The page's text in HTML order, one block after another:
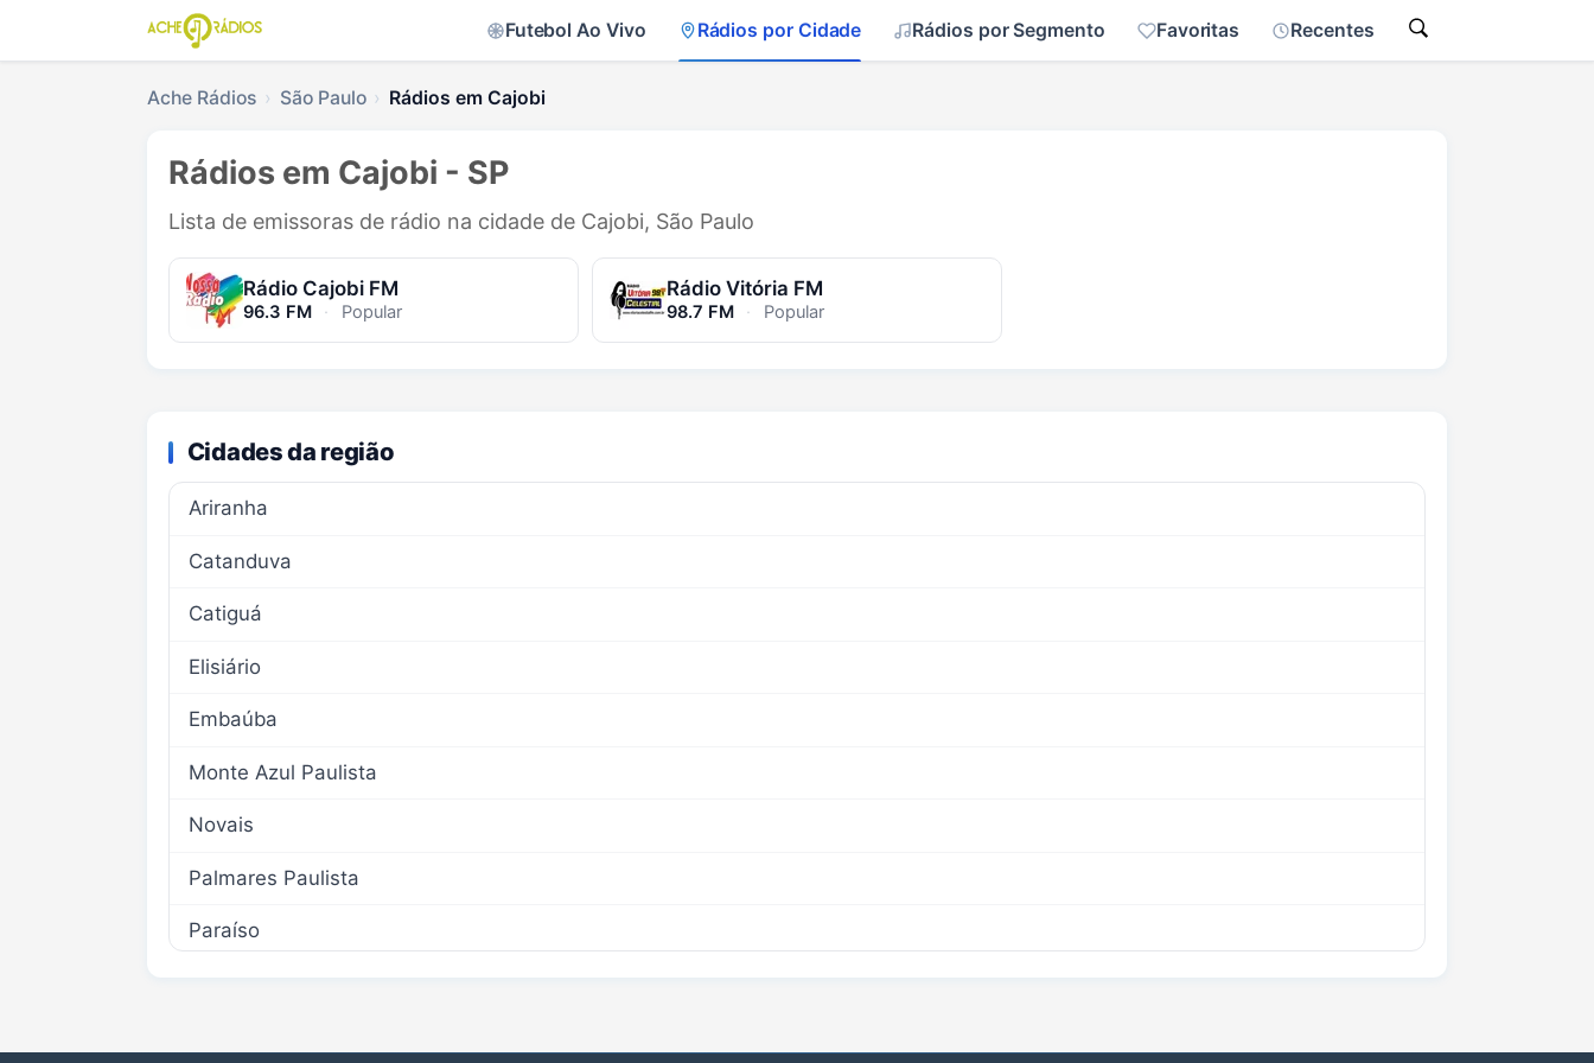
Futebol Ao Vivo Rádios por Cidade Rádios por Segmento Favoritas Recentes
Ache Rádios São Paulo Rádios em Cajobi
Rádios em Cajobi - SP
Lista de emissoras de rádio na cidade de Cajobi, São Paulo
Rádio Cajobi FM
96.3 FM · Popular
Rádio Vitória FM
98.7 FM · Popular
Cidades da região
Ariranha
Catanduva
Catiguá
Elisiário
Embaúba
Monte Azul Paulista
Novais
Palmares Paulista
Paraíso